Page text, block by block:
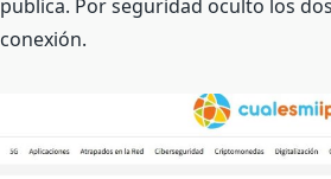
publica. Por seguridad oculto los
conexión.